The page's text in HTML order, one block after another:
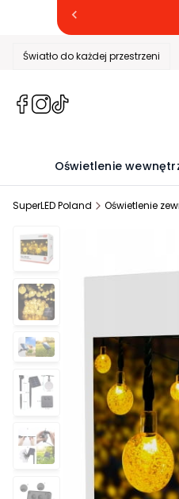
Światło do każdej przestrzeni
(Otwiera
(Otwiera
nowej
(Otwiera
nowej
Oświetlenie
SuperLED Poland Oświetlenie